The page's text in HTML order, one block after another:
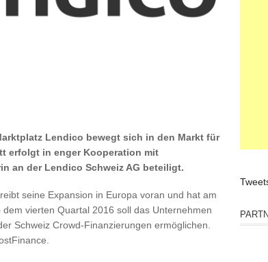
Lendico bewegt sich in den Markt für
erfolgt in enger Kooperation mit
an der Lendico Schweiz AG beteiligt.
seine Expansion in Europa voran und hat am
vierten Quartal 2016 soll das Unternehmen
Schweiz Crowd-Finanzierungen ermöglichen.